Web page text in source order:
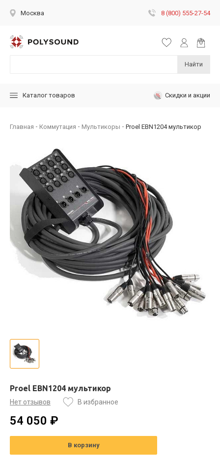
Москва 8 (800) 555-27-54
Найти
Каталог товаров Скидки и акции
Главная Коммутация Мультикоры Proel EBN1204 мультикор
Proel EBN1204 мультикор
Нет отзывов В избранное
54 050 ₽
В корзину